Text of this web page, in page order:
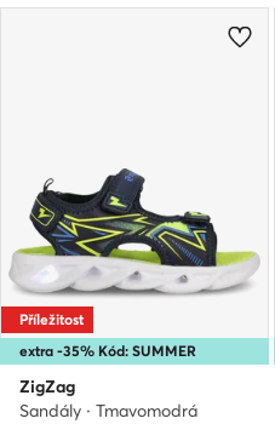
extra -35% Kód: SUMMER
Příležitost
ZigZag
Sandály · Tmavomodrá